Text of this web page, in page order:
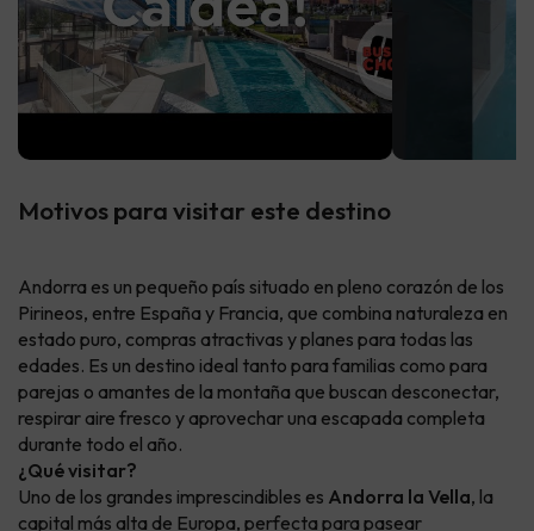
Motivos para visitar este destino
Andorra es un pequeño país situado en pleno corazón de los
Pirineos, entre España y Francia, que combina naturaleza en
estado puro, compras atractivas y planes para todas las
edades. Es un destino ideal tanto para familias como para
parejas o amantes de la montaña que buscan desconectar,
respirar aire fresco y aprovechar una escapada completa
durante todo el año.
¿Qué visitar?
Uno de los grandes imprescindibles es Andorra la Vella, la
capital más alta de Europa, perfecta para pasear